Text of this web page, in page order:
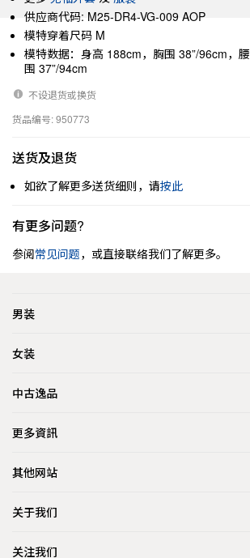
供应商代码: M25-DR4-VG-009 AOP
模特穿着尺码 M
模特数据：身高 188cm，胸围 38”/96cm，
围 37”/94cm
不设退货或换货
货品编号: 950773
送货及退货
如欲了解更多送货细则，请按此
有更多问题?
参阅常见问题，或直接联络我们了解更多。
男装
女装
中古逸品
更多資訊
其他网站
关于我们
关注我们